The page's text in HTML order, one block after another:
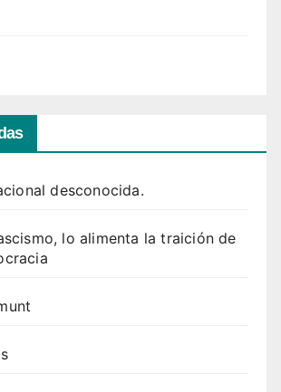
desconocida.
lo alimenta la traición de